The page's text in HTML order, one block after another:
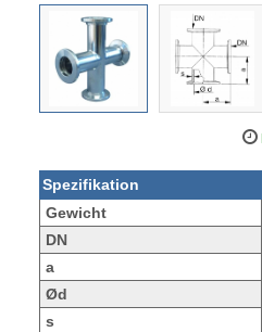
Spezifikation
Gewicht
DN
a
Ød
s